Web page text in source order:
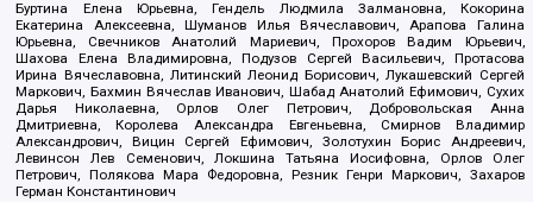
Буртина Елена Юрьевна, Гендель Людмила Залмановна, Кокорина
Екатерина Алексеевна, Шуманов Илья Вячеславович, Арапова Галина
Юрьевна, Свечников Анатолий Мариевич, Прохоров Вадим Юрьевич,
Шахова Елена Владимировна, Подузов Сергей Васильевич, Протасова
Ирина Вячеславовна, Литинский Леонид Борисович, Лукашевский Сергей
Маркович, Бахмин Вячеслав Иванович, Шабад Анатолий Ефимович, Сухих
Дарья Николаевна, Орлов Олег Петрович, Добровольская Анна
Дмитриевна, Королева Александра Евгеньевна, Смирнов Владимир
Александрович, Вицин Сергей Ефимович, Золотухин Борис Андреевич,
Левинсон Лев Семенович, Локшина Татьяна Иосифовна, Орлов Олег
Петрович, Полякова Мара Федоровна, Резник Генри Маркович, Захаров
Герман Константинович